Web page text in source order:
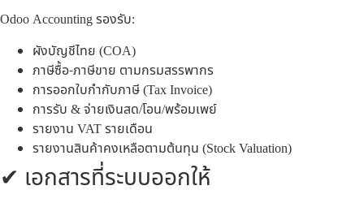
Odoo Accounting รองรับ:
ผังบัญชีไทย (COA)
ภาษีซื้อ-ภาษีขาย ตามกรมสรรพากร
การออกใบกำกับภาษี (Tax Invoice)
การรับ & จ่ายเงินสด/โอน/พร้อมเพย์
รายงาน VAT รายเดือน
รายงานสินค้าคงเหลือตามต้นทุน (Stock Valuation)
✔ เอกสารที่ระบบออกให้